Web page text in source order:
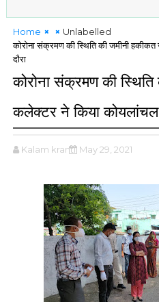
Home
Unlabelled
कोरोना संक्रमण की स्थिति की जमीनी
दौरा
कोरोना संक्रमण की
कलेक्टर ने किया कोयलांचल
Kalam kranti May 29, 2021